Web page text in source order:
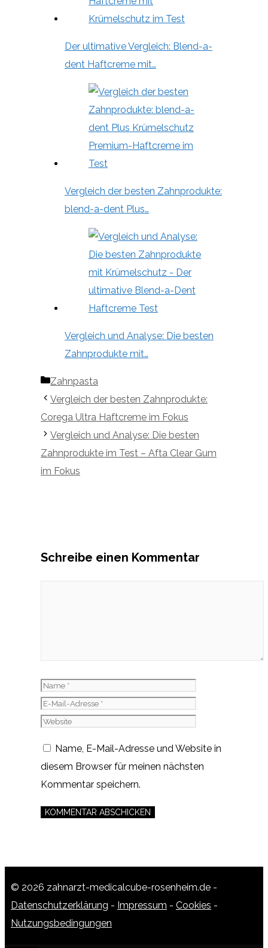
Der ultimative Vergleich: Blend-a-
dent Haftcreme mit…
Vergleich der besten Zahnprodukte:
blend-a-dent Plus…
Vergleich und Analyse: Die besten
Zahnprodukte mit…
Kategorien
Zahnpasta
Vergleich der besten Zahnprodukte:
Corega Ultra Haftcreme im Fokus
Vergleich und Analyse: Die besten
Zahnprodukte im Test – Afta Clear Gum
im Fokus
Schreibe einen Kommentar
Name
Name, E-Mail-Adresse und Website in
diesem Browser für meinen nächsten
Kommentar speichern.
© 2026 zahnarzt-medicalcube-rosenheim.de -
Datenschutzerklärung - Impressum - Cookies -
Nutzungsbedingungen